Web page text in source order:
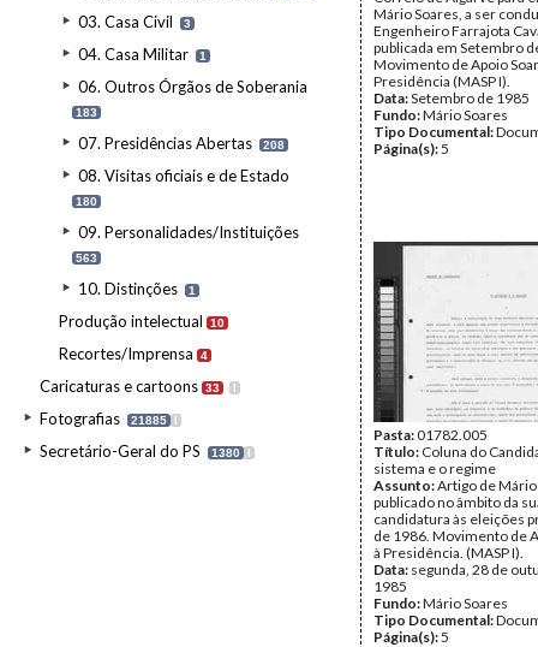
03. Casa Civil 3
04. Casa Militar 1
06. Outros Órgãos de Soberania
183
07. Presidências Abertas 208
08. Visitas oficiais e de Estado
180
09. Personalidades/Instituições
563
10. Distinções 1
Produção intelectual 10
Recortes/Imprensa 4
Caricaturas e cartoons 33 I
Fotografias 21885 I
Secretário-Geral do PS 1380 I
Mário Soares, a ser
Engenheiro Farrajota
publicada em Setembro
Movimento de Apoio
Presidência (MASP I).
Data:Setembro de 1985
Fundo:Mário Soares
Tipo Documental:
Página(s):5
Pasta:01782.005
Título: Coluna do
sistema e o regime
Assunto:Artigo de Mário
publicado no âmbito da
candidatura às eleições
de 1986. Movimento de
à Presidência. (MASP I).
Data: segunda, 28 de
1985
Fundo:Mário Soares
Tipo Documental:
Página(s):5